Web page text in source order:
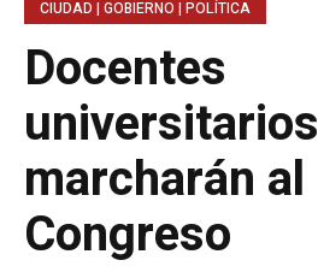
CIUDAD | GOBIERNO | POLÍTICA
Docentes
universitarios
marcharán al
Congreso